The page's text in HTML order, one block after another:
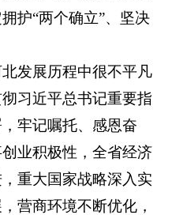
护“两个确立”、坚决
发展历程中很不平凡
习近平总书记重要指
牢记嘱托、感恩奋
业积极性，全省经济
重大国家战略深入实
营商环境不断优化，